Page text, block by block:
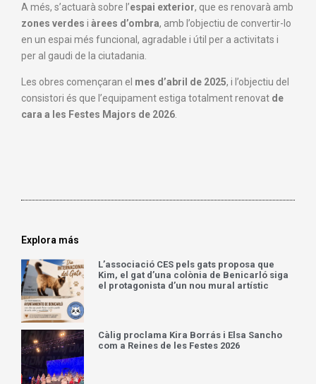
A més, s’actuarà sobre l’espai exterior, que es renovarà amb
zones verdes i àrees d’ombra, amb l’objectiu de convertir-lo
en un espai més funcional, agradable i útil per a activitats i
per al gaudi de la ciutadania.
Les obres començaran el mes d’abril de 2025, i l’objectiu del
consistori és que l’equipament estiga totalment renovat de
cara a les Festes Majors de 2026.
Explora más
L’associació CES pels gats proposa que
Kim, el gat d’una colònia de Benicarló siga
el protagonista d’un nou mural artístic
Càlig proclama Kira Borrás i Elsa Sancho
com a Reines de les Festes 2026